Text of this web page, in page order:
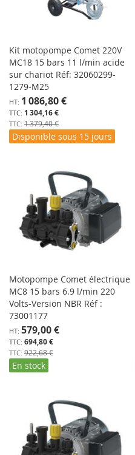
Kit motopompe Comet 220V
MC18 15 bars 11 l/min acide
sur chariot Réf: 32060299-
1279-M25
Spécial1 304,16 €
1 086,80 €
1 379,40 €
Disponible sous 15 jours
Motopompe Comet électrique
MC8 15 bars 6.9 l/min 220
Volts-Version NBR Réf :
73001177
Spécial694,80 €
579,00 €
922,68 €
En stock